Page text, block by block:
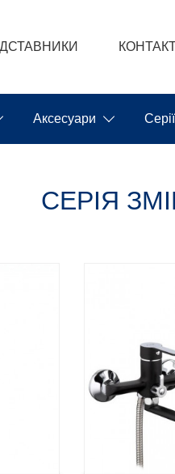
Аксесуари
СЕРІЯ